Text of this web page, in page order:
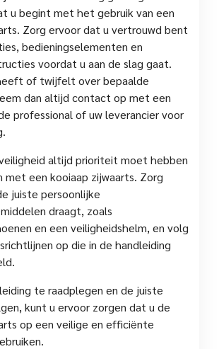
u begint met het gebruik van een
Zorg ervoor dat u vertrouwd bent
bedieningselementen en
voordat u aan de slag gaat.
of twijfelt over bepaalde
dan altijd contact op met een
professional of uw leverancier voor
altijd prioriteit moet hebben
met een kooiaap zijwaarts. Zorg
juiste persoonlijke
draagt, zoals
en een veiligheidshelm, en volg
op die in de handleiding
te raadplegen en de juiste
kunt u ervoor zorgen dat u de
op een veilige en efficiënte